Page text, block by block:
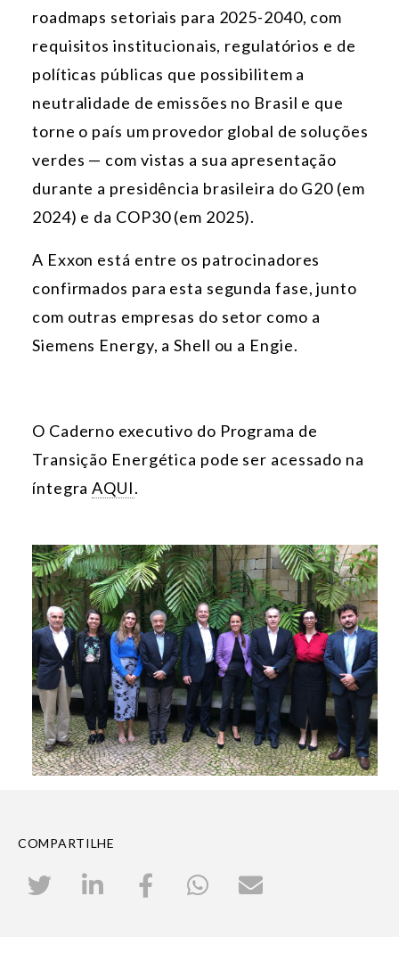
roadmaps setoriais para 2025-2040, com
requisitos institucionais, regulatórios e de
políticas públicas que possibilitem a
neutralidade de emissões no Brasil e que
torne o país um provedor global de soluções
verdes — com vistas a sua apresentação
durante a presidência brasileira do G20 (em
2024) e da COP30 (em 2025).
A Exxon está entre os patrocinadores
confirmados para esta segunda fase, junto
com outras empresas do setor como a
Siemens Energy, a Shell ou a Engie.
O Caderno executivo do Programa de
Transição Energética pode ser acessado na
íntegraAQUI.
COMPARTILHE